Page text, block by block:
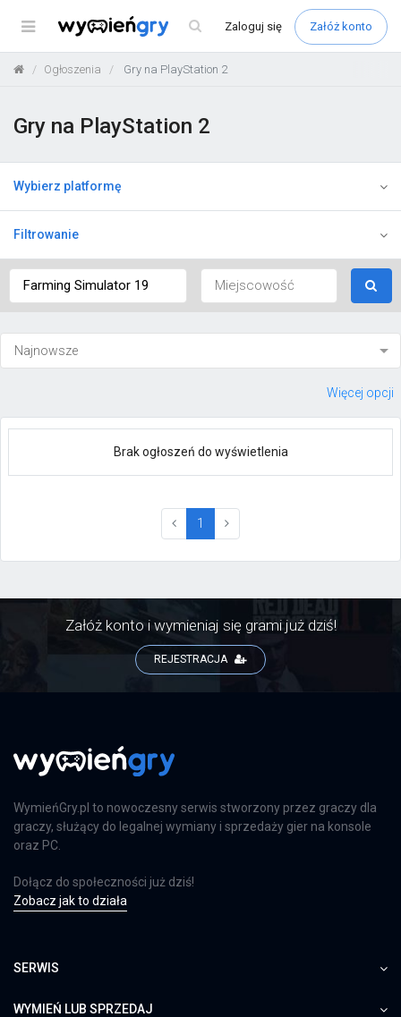
Menu Zaloguj się Załóż konto
Ogłoszenia Gry na PlayStation 2
Gry na PlayStation 2
Wybierz platformę
Filtrowanie
Więcej opcji
Brak ogłoszeń do wyświetlenia
1 (current)
Załóż konto i wymieniaj się grami już dziś!
REJESTRACJA
WymieńGry.pl to nowoczesny serwis stworzony przez graczy dla
graczy, służący do legalnej wymiany i sprzedaży gier na konsole
oraz PC.
Dołącz do społeczności już dziś!
Zobacz jak to działa
SERWIS
WYMIEŃ LUB SPRZEDAJ